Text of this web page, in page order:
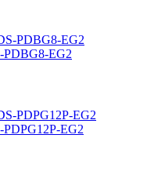
PDBG8-EG2
PDPG12P-EG2